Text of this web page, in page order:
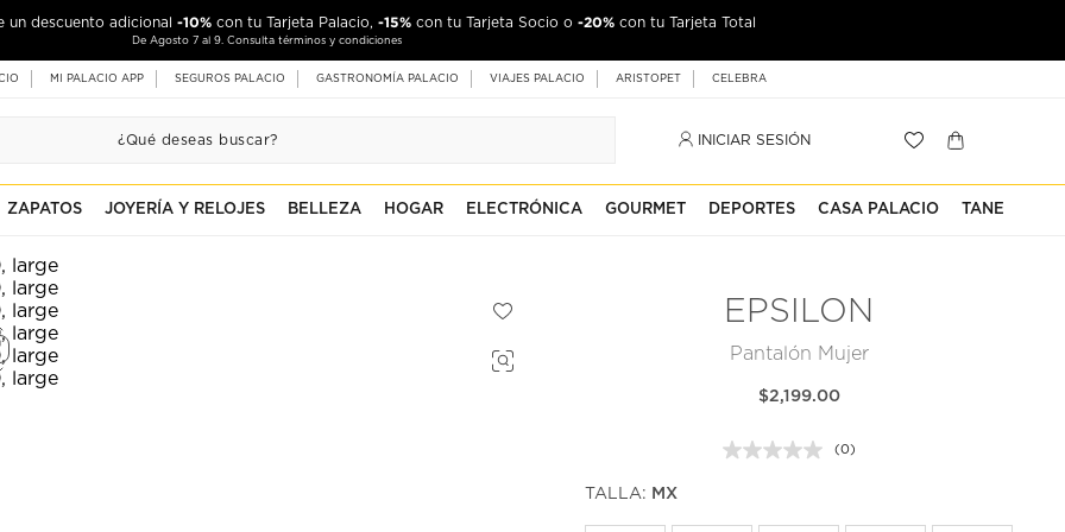
un descuento adicional -10% con tu Tarjeta Palacio, -15% con tu Tarjeta Socio o -20% con tu Tarjeta Total
De Agosto 7 al 9. Consulta términos y condiciones
MI PALACIO APP SEGUROS PALACIO GASTRONOMÍA PALACIO VIAJES PALACIO ARISTOPET CELEBRA
INICIAR SESIÓN
ZAPATOS JOYERÍA Y RELOJES BELLEZA HOGAR ELECTRÓNICA GOURMET DEPORTES CASA PALACIO TANE
EPSILON
Pantalón Mujer
$2,199.00
Sin
(0)
TALLA: MX